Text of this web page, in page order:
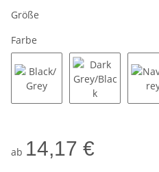
Größe
Farbe
ab 14,17 €